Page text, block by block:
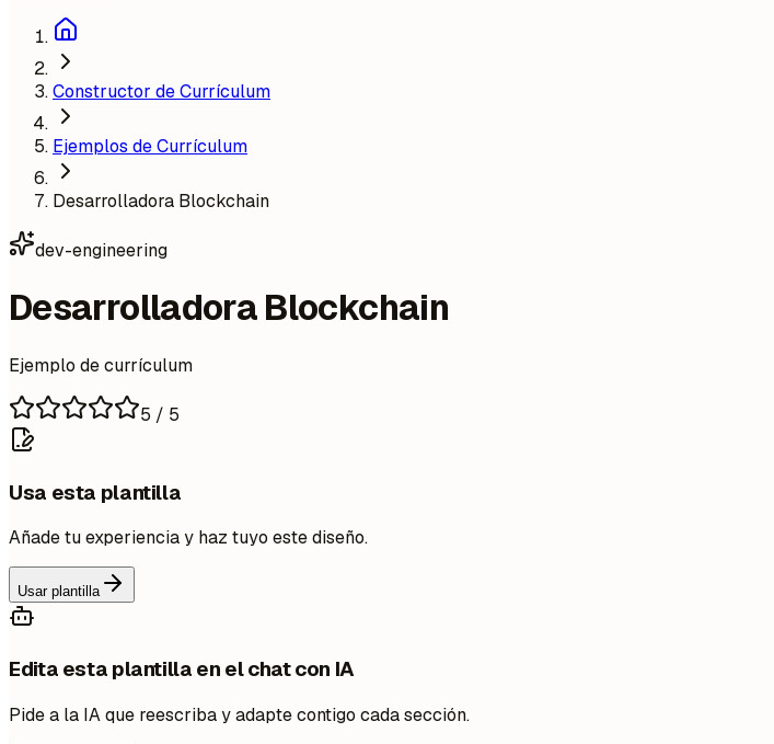
Constructor de Currículum
Ejemplos de Currículum
Desarrolladora Blockchain
dev-engineering
Desarrolladora Blockchain
Ejemplo de currículum
5 / 5
Usa esta plantilla
Añade tu experiencia y haz tuyo este diseño.
Usar plantilla
Edita esta plantilla en el chat con IA
Pide a la IA que reescriba y adapte contigo cada sección.